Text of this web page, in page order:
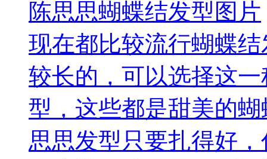
陈思思蝴蝶结发型图片
现在都比较流行蝴蝶
较长的，可以选择这
型，这些都是甜美的
思思发型只要扎得好